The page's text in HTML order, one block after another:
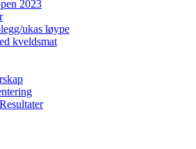
2023
ukas løype
kveldsmat